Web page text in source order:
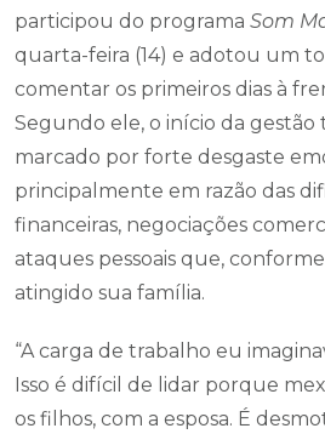
participou do programa Som
quarta-feira (14) e adotou um
comentar os primeiros dias à
Segundo ele, o início da gestão
marcado por forte desgaste
principalmente em razão das
financeiras, negociações
ataques pessoais que,
atingido sua família.
“A carga de trabalho eu
Isso é difícil de lidar porque
os filhos, com a esposa. É